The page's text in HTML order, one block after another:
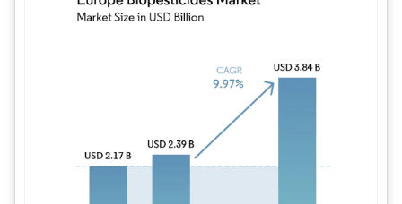
Bild © Mordor Intelligence.